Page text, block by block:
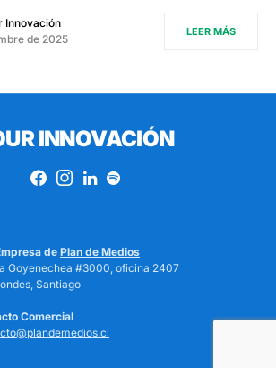
Innovación
de 2025
LEER MÁS
INNOVACIÓN
de Plan de Medios
Goyenechea #3000, oficina 2407
Santiago
Comercial